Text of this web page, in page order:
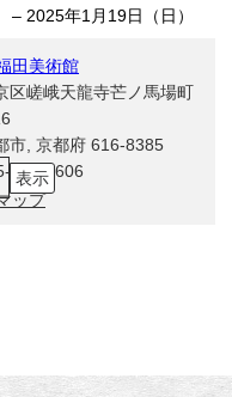
– 2025年1月19日（日）
田美術館
区嵯峨天龍寺芒ノ馬場町
市 京都府 616-8385
863-0606
ップ福